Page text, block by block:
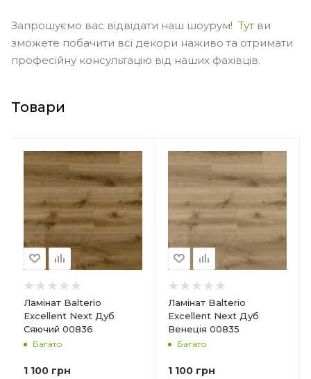
Запрошуємо вас відвідати наш шоурум! Тут ви
зможете побачити всі декори наживо та отримати
професійну консультацію від наших фахівців.
Товари
Ламінат Balterio
Excellent Next Дуб
Сяючий 00836
Багато
1 100 грн
Ламінат Balterio
Excellent Next Дуб
Венеція 00835
Багато
1 100 грн